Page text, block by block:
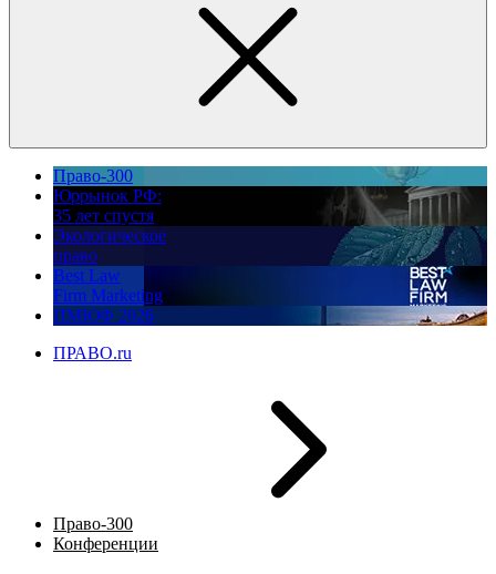
Право-300
Юррынок РФ:
35 лет спустя
Экологическое
право
Best Law
Firm Marketing
ПМЮФ 2026
ПРАВО.ru
Право-300
Конференции